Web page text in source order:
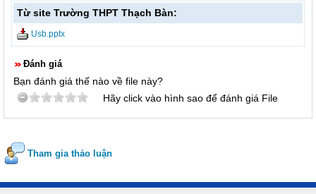
Từ site Trường THPT Thạch Bàn:
Usb.pptx
Đánh giá
Bạn đánh giá thế nào về file này?
Hãy click vào hình sao để đánh giá File
Tham gia thảo luận